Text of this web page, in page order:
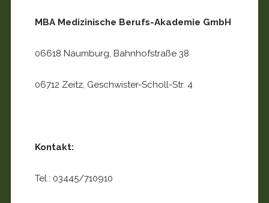
MBA Medizinische Berufs-Akademie GmbH
06618 Naumburg, Bahnhofstraße 38
06712 Zeitz, Geschwister-Scholl-Str. 4
Kontakt:
Tel.: 03445/710910